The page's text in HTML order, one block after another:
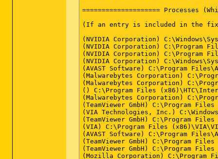
==================== Processes
(If an entry is included in the
(NVIDIA Corporation)
(NVIDIA Corporation) C:\Program
(NVIDIA Corporation) C:\Program
(NVIDIA Corporation)
(AVAST Software) C:\Program
(Malwarebytes Corporation)
(Malwarebytes Corporation)
() C:\Program Files
(Malwarebytes Corporation)
(TeamViewer GmbH) C:\Program
(VIA Technologies, Inc.)
(TeamViewer GmbH) C:\Program
(VIA) C:\Program Files
(AVAST Software) C:\Program
(TeamViewer GmbH) C:\Program
(TeamViewer GmbH) C:\Program
(Mozilla Corporation)